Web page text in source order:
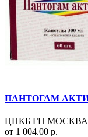
ПАНТОГАМ
ЦНКБ ГП МОСКВА
от 1 004.00 р.